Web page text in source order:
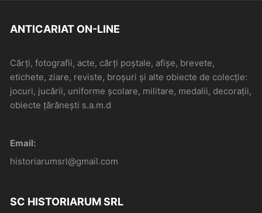
ANTICARIAT ON-LINE
Cărți, fotografii, acte, cărți poștale, afișe, brevete,
etichete, ziare, reviste, broșuri și alte obiecte de colecție:
jocuri, jucării, uniforme școlare, militare, medalii, decorații,
obiecte țărănești s.a.m.d
Email:
historiarumsrl@gmail.com
SC HISTORIARUM SRL